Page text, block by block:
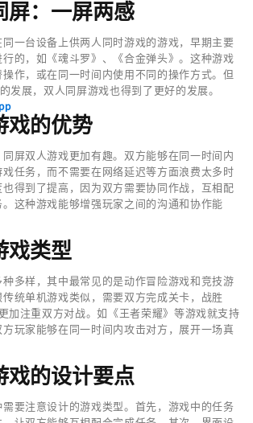
屏：一屏两感
一台设备上供两人同时游戏的游戏，早期主要
的，如《魂斗罗》、《合金弹头》。这种游戏
作，或在同一时间内使用不同的操作方式。但
发展，双人同屏游戏也得到了更好的发展。
戏的优势
屏双人游戏更加有趣。双方能够在同一时间内
任务，而不需要在网络延迟等方面浪费太多时
得到了提高，因为双方需要协同作战，互相配
这种游戏能够增强玩家之间的沟通和协作能
戏类型
多样，其中最常见的是动作冒险游戏和竞技游
统单机游戏类似，需要双方完成关卡，战胜
加注重双方对战。如《王者荣耀》等游戏就支持
玩家能够在同一时间内攻击对方，展开一场真
戏的设计要点
要注意设计的游戏类型。首先，游戏中的任务